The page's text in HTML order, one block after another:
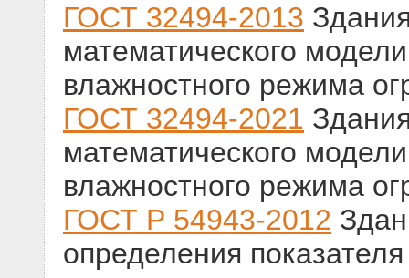
ГОСТ 32494-2013
математического
влажностного режима
ГОСТ 32494-2021
математического
влажностного режима
ГОСТ Р 54943-2012
определения